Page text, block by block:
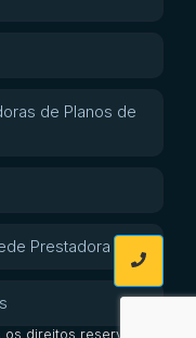
de Planos de
Prestadora
direitos reservados.